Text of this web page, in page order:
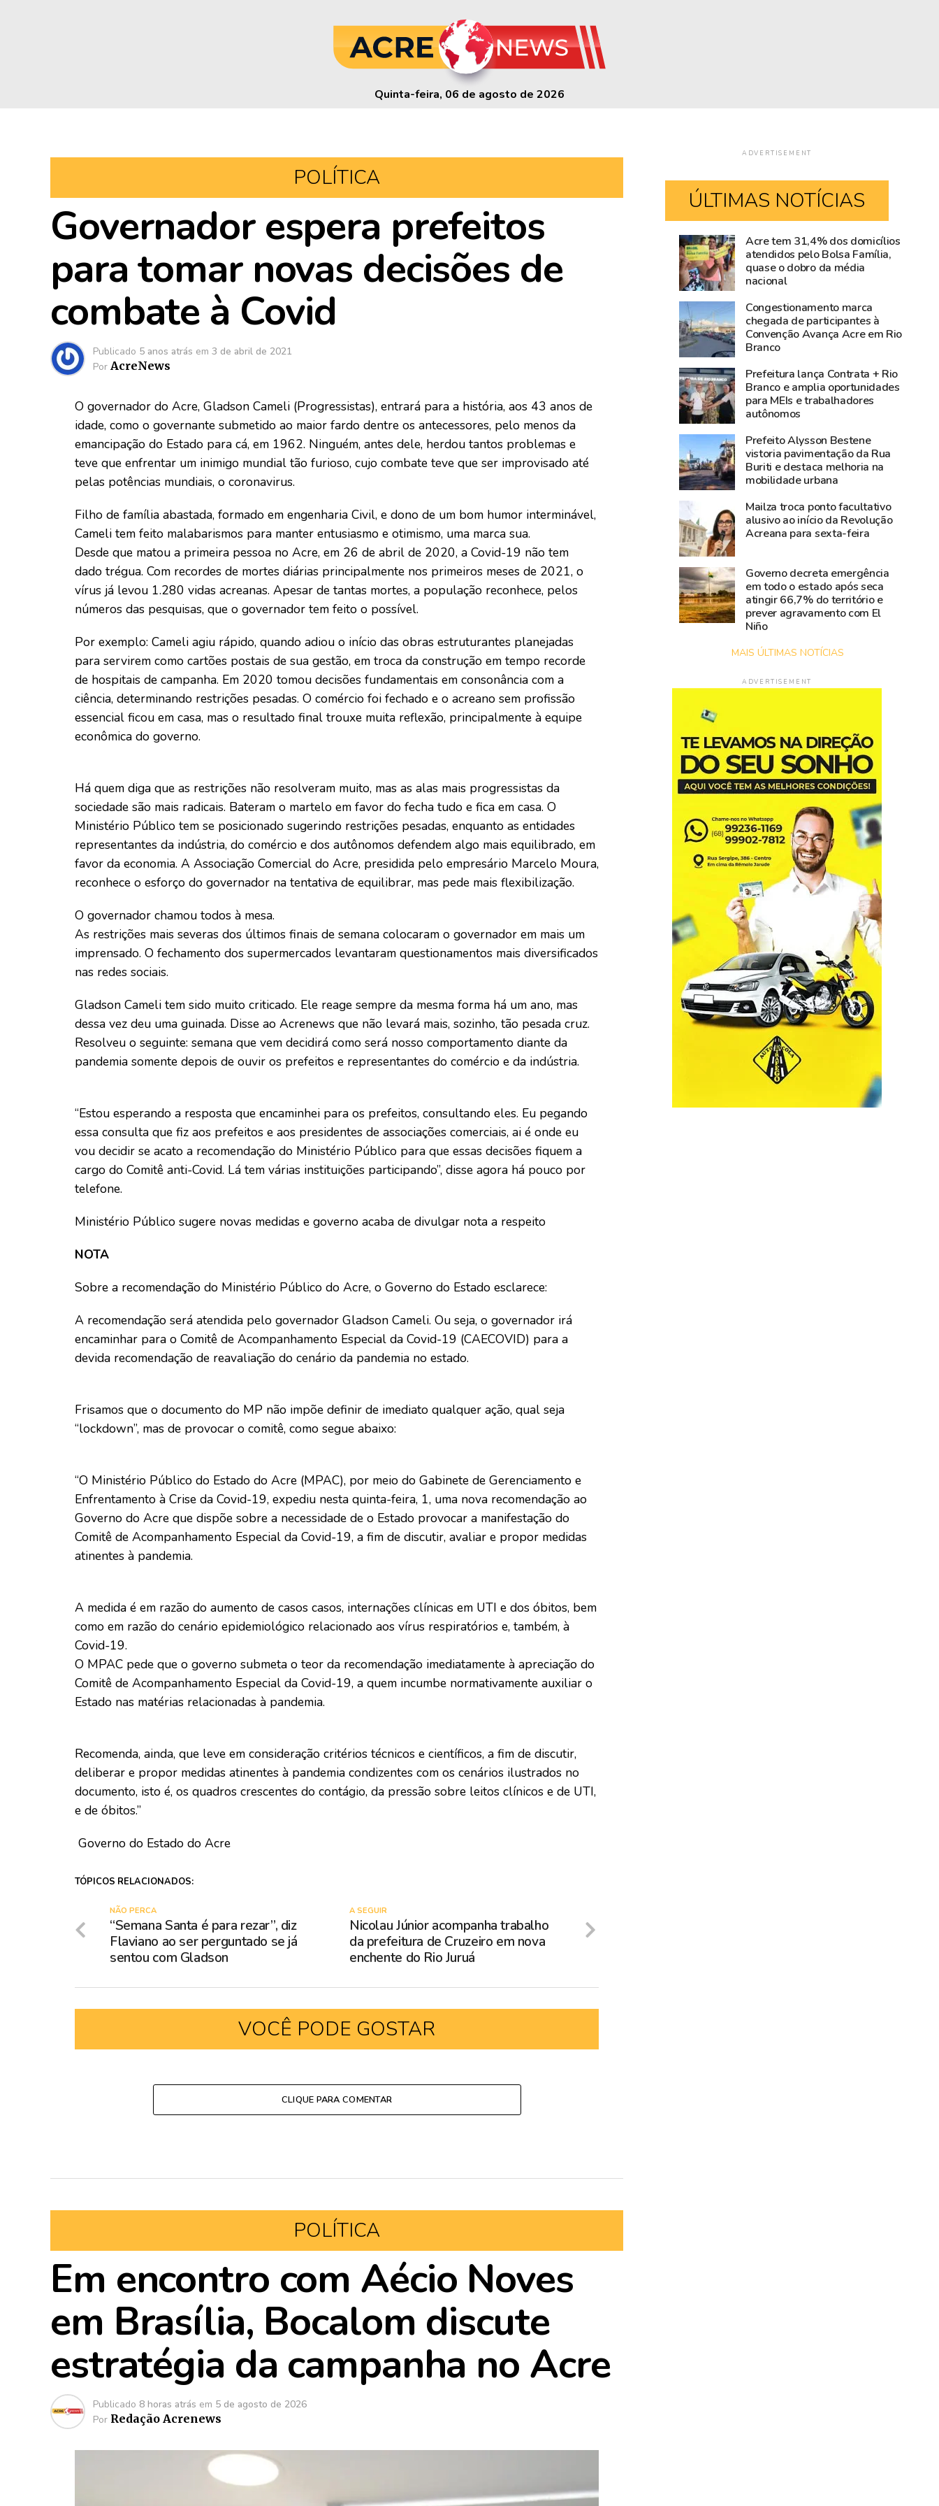
Quinta-feira, 06 de agosto de 2026
POLÍTICA
Governador espera prefeitos
para tomar novas decisões de
combate à Covid
Publicado 5 anos atrás em 3 de abril de 2021
Por AcreNews
O governador do Acre, Gladson Cameli (Progressistas), entrará para a história, aos 43 anos de
idade, como o governante submetido ao maior fardo dentre os antecessores, pelo menos da
emancipação do Estado para cá, em 1962. Ninguém, antes dele, herdou tantos problemas e
teve que enfrentar um inimigo mundial tão furioso, cujo combate teve que ser improvisado até
pelas potências mundiais, o coronavirus.
Filho de família abastada, formado em engenharia Civil, e dono de um bom humor interminável,
Cameli tem feito malabarismos para manter entusiasmo e otimismo, uma marca sua.
Desde que matou a primeira pessoa no Acre, em 26 de abril de 2020, a Covid-19 não tem
dado trégua. Com recordes de mortes diárias principalmente nos primeiros meses de 2021, o
vírus já levou 1.280 vidas acreanas. Apesar de tantas mortes, a população reconhece, pelos
números das pesquisas, que o governador tem feito o possível.
Por exemplo: Cameli agiu rápido, quando adiou o início das obras estruturantes planejadas
para servirem como cartões postais de sua gestão, em troca da construção em tempo recorde
de hospitais de campanha. Em 2020 tomou decisões fundamentais em consonância com a
ciência, determinando restrições pesadas. O comércio foi fechado e o acreano sem profissão
essencial ficou em casa, mas o resultado final trouxe muita reflexão, principalmente à equipe
econômica do governo.
Há quem diga que as restrições não resolveram muito, mas as alas mais progressistas da
sociedade são mais radicais. Bateram o martelo em favor do fecha tudo e fica em casa. O
Ministério Público tem se posicionado sugerindo restrições pesadas, enquanto as entidades
representantes da indústria, do comércio e dos autônomos defendem algo mais equilibrado, em
favor da economia. A Associação Comercial do Acre, presidida pelo empresário Marcelo Moura,
reconhece o esforço do governador na tentativa de equilibrar, mas pede mais flexibilização.
O governador chamou todos à mesa.
As restrições mais severas dos últimos finais de semana colocaram o governador em mais um
imprensado. O fechamento dos supermercados levantaram questionamentos mais diversificados
nas redes sociais.
Gladson Cameli tem sido muito criticado. Ele reage sempre da mesma forma há um ano, mas
dessa vez deu uma guinada. Disse ao Acrenews que não levará mais, sozinho, tão pesada cruz.
Resolveu o seguinte: semana que vem decidirá como será nosso comportamento diante da
pandemia somente depois de ouvir os prefeitos e representantes do comércio e da indústria.
“Estou esperando a resposta que encaminhei para os prefeitos, consultando eles. Eu pegando
essa consulta que fiz aos prefeitos e aos presidentes de associações comerciais, ai é onde eu
vou decidir se acato a recomendação do Ministério Público para que essas decisões fiquem a
cargo do Comitê anti-Covid. Lá tem várias instituições participando”, disse agora há pouco por
telefone.
Ministério Público sugere novas medidas e governo acaba de divulgar nota a respeito
NOTA
Sobre a recomendação do Ministério Público do Acre, o Governo do Estado esclarece:
A recomendação será atendida pelo governador Gladson Cameli. Ou seja, o governador irá
encaminhar para o Comitê de Acompanhamento Especial da Covid-19 (CAECOVID) para a
devida recomendação de reavaliação do cenário da pandemia no estado.
Frisamos que o documento do MP não impõe definir de imediato qualquer ação, qual seja
“lockdown”, mas de provocar o comitê, como segue abaixo:
“O Ministério Público do Estado do Acre (MPAC), por meio do Gabinete de Gerenciamento e
Enfrentamento à Crise da Covid-19, expediu nesta quinta-feira, 1, uma nova recomendação ao
Governo do Acre que dispõe sobre a necessidade de o Estado provocar a manifestação do
Comitê de Acompanhamento Especial da Covid-19, a fim de discutir, avaliar e propor medidas
atinentes à pandemia.
A medida é em razão do aumento de casos casos, internações clínicas em UTI e dos óbitos, bem
como em razão do cenário epidemiológico relacionado aos vírus respiratórios e, também, à
Covid-19.
O MPAC pede que o governo submeta o teor da recomendação imediatamente à apreciação do
Comitê de Acompanhamento Especial da Covid-19, a quem incumbe normativamente auxiliar o
Estado nas matérias relacionadas à pandemia.
Recomenda, ainda, que leve em consideração critérios técnicos e científicos, a fim de discutir,
deliberar e propor medidas atinentes à pandemia condizentes com os cenários ilustrados no
documento, isto é, os quadros crescentes do contágio, da pressão sobre leitos clínicos e de UTI,
e de óbitos.”
Governo do Estado do Acre
TÓPICOS RELACIONADOS:
A SEGUIR
Nicolau Júnior acompanha trabalho
da prefeitura de Cruzeiro em nova
enchente do Rio Juruá
NÃO PERCA
“Semana Santa é para rezar”, diz
Flaviano ao ser perguntado se já
sentou com Gladson
VOCÊ PODE GOSTAR
CLIQUE PARA COMENTAR
POLÍTICA
Em encontro com Aécio Noves
em Brasília, Bocalom discute
estratégia da campanha no Acre
Publicado 8 horas atrás em 5 de agosto de 2026
Por Redação Acrenews
ADVERTISEMENT
ÚLTIMAS NOTÍCIAS
Rio
Branco
movimenta
R$
3,8
bilhões
lidera
produção
agropecuária
do
Acre
Amazônia
cresce
acima
da
média
nacional
Norte
registra
alta
de
2,3%
na
atividade
econômica
Acre tem 31,4% dos domicílios
atendidos pelo Bolsa Família,
quase o dobro da média
nacional
Congestionamento marca
chegada de participantes à
Convenção Avança Acre em Rio
Branco
Prefeitura lança Contrata + Rio
Branco e amplia oportunidades
para MEIs e trabalhadores
autônomos
Prefeito Alysson Bestene
vistoria pavimentação da Rua
Buriti e destaca melhoria na
mobilidade urbana
Mailza troca ponto facultativo
alusivo ao início da Revolução
Acreana para sexta-feira
Governo decreta emergência
em todo o estado após seca
atingir 66,7% do território e
prever agravamento com El
Niño
MAIS ÚLTIMAS NOTÍCIAS
ADVERTISEMENT